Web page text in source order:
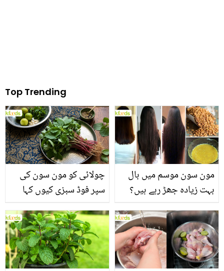
Top Trending
چولائی کو مون سون کی
سپر فوڈ سبزی کیوں کہا
منرلز اور اینٹی آکسیڈنٹس
سے بھرپور اس سبزی کے
فائدے
مون سون موسم میں بال
بہت زیادہ جھڑ رہے ہیں؟
بنانے کے چند قدرتی طریقے